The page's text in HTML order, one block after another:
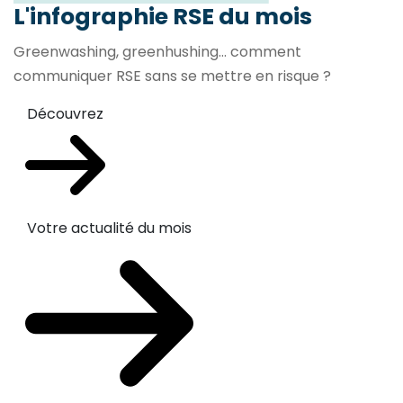
L'infographie RSE du mois
Greenwashing, greenhushing… comment
communiquer RSE sans se mettre en risque ?
Découvrez
Votre actualité du mois